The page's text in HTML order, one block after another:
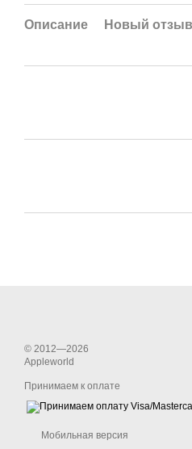
Описание Новый
© 2012—2026
Appleworld
Принимаем к оплате
Мобильная версия